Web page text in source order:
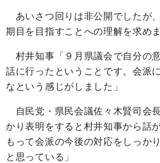
あいさつ回りは非公開でしたが
期目を目指すことへの理解を求めま
村井知事「９月県議会で自分の
話に行ったということです。会派
なという感じがしました」
自民党・県民会議佐々木賢司会
かり表明をすると村井知事から話
もって会派の今後の対応をしっか
と思っている」